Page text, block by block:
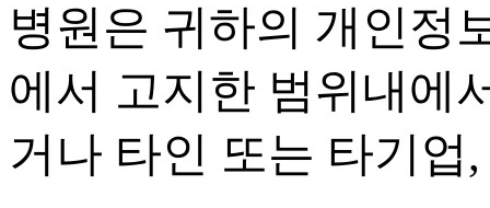
병원은 귀하의 개인정
에서 고지한 범위내에
거나 타인 또는 타기업